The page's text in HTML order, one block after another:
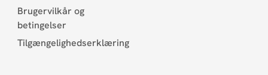
Brugervilkår og
betingelser
Tilgængelighedserklæring